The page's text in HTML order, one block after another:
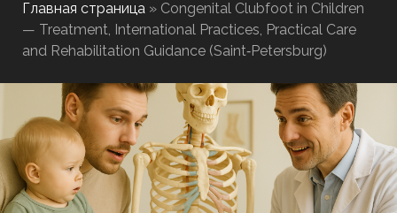
Главная страница» Congenital Clubfoot in Children
— Treatment, International Practices, Practical Care
and Rehabilitation Guidance (Saint‑Petersburg)